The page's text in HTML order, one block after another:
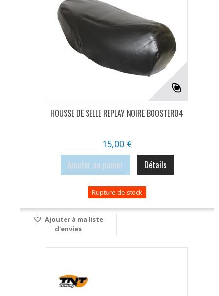
HOUSSE DE SELLE REPLAY NOIRE BOOSTER04
15,00 €
Ajouter au panier Détails
Rupture de stock
Ajouter à ma liste
d'envies